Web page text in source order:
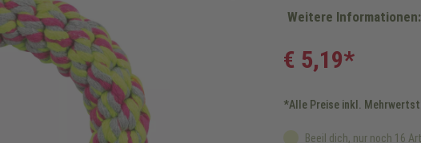
Weitere Informationen:
€ 5,19*
*Alle Preise inkl.
Beeil dich, nur noch 16